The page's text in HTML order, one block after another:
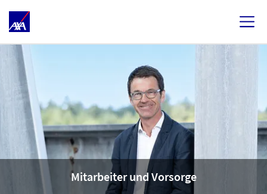
Mitarbeiter und Vorsorge